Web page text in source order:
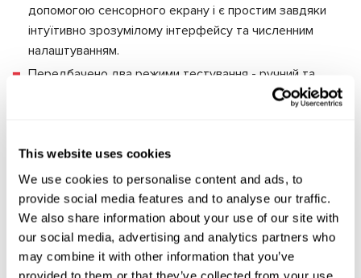
This website uses cookies
We use cookies to personalise content and ads, to
provide social media features and to analyse our traffic.
We also share information about your use of our site with
our social media, advertising and analytics partners who
may combine it with other information that you’ve
provided to them or that they’ve collected from your use
допомогою сенсорного екрану і є простим завдяки
інтуїтивно зрозумілому інтерфейсу та численним
налаштуванням.
Передбачено два режими тестування - ручний та
Безкоштовне автоматичне оновлення прошивки.
Стенд MS1000+ безпечний в експлуатації –
діагностика на стенді проводиться в ізольованому
відсіку. Процедура автоматично припиняється, як
тільки відкриваються дверцята відсіку.